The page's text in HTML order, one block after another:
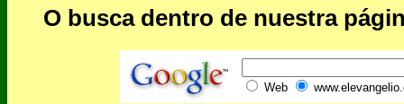
O busca dentro de nuestra
Web